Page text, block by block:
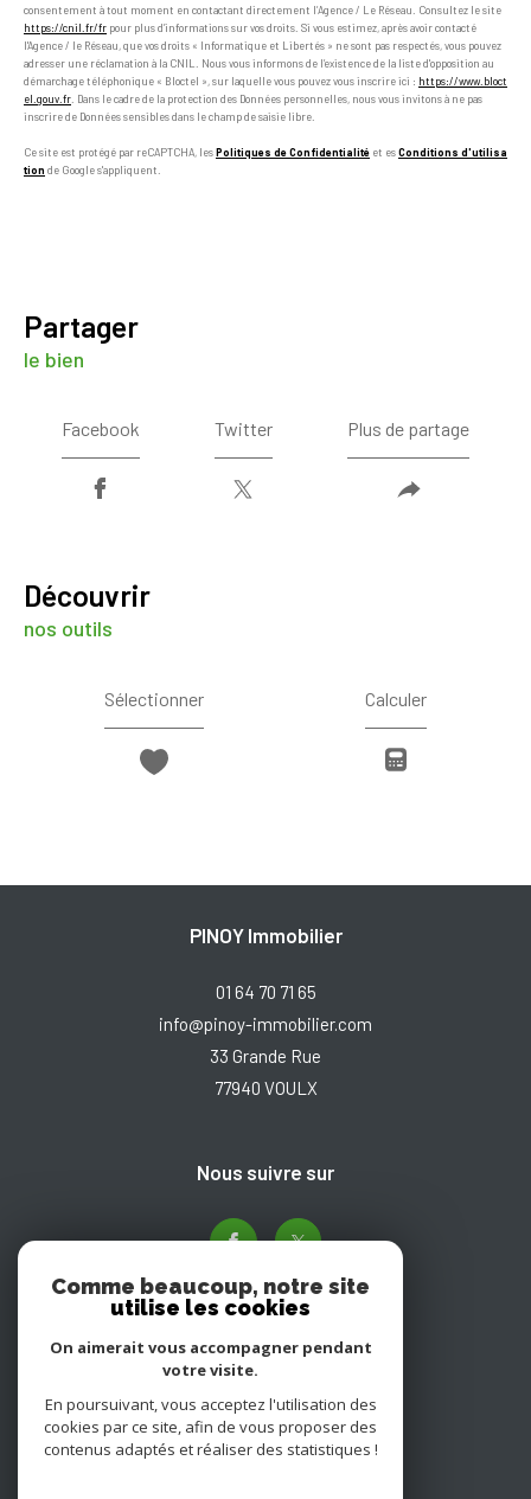
consentement à tout moment en contactant directement l’Agence / Le Réseau. Consultez le site
https://cnil.fr/fr pour plus d’informations sur vos droits. Si vous estimez, après avoir contacté
l'Agence / le Réseau, que vos droits « Informatique et Libertés » ne sont pas respectés, vous pouvez
adresser une réclamation à la CNIL. Nous vous informons de l’existence de la liste d'opposition au
démarchage téléphonique « Bloctel », sur laquelle vous pouvez vous inscrire ici : https://www.bloct
el.gouv.fr . Dans le cadre de la protection des Données personnelles, nous vous invitons à ne pas
inscrire de Données sensibles dans le champ de saisie libre.
Ce site est protégé par reCAPTCHA, lesPolitiques de Confidentialité et esConditions d'utilisa
tion de Google s'appliquent.
partager
le bien
Facebook Twitter Plus de partage
découvrir
nos outils
Sélectionner Calculer
PINOY Immobilier
01 64 70 71 65
info@pinoy-immobilier.com
33 Grande Rue
77940
VOULX
nous suivre sur
Adhérents
Comme beaucoup, notre site
utilise les cookies
On aimerait vous accompagner pendant
votre visite.
En poursuivant, vous acceptez l'utilisation des
cookies par ce site, afin de vous proposer des
contenus adaptés et réaliser des statistiques !